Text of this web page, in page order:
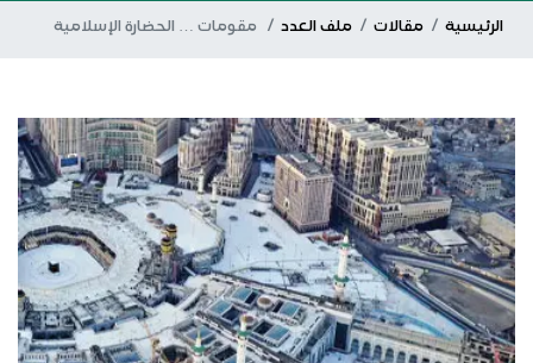
الرئيسية مقالات ملف العدد مقومات … الحضارة الإسلامية